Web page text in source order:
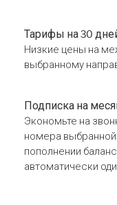
Тарифы на 30
Низкие цены на
выбранному
Подписка на
Экономьте на
номера выбранной
пополнении
автоматически